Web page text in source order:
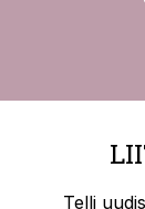
Telli